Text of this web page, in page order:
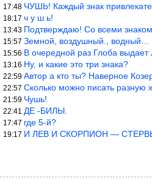
17:48 ЧУШЬ! Каждый знак привлекателен!
18:17 ч у ш ь!
13:43 Подтверждаю! Со всеми
15:57 Земной, воздушный., водный…
15:56 В очередной раз Глоба выдает ЛЯП!
13:16 Ну, и какие это три знака?
22:59 Автор а кто ты? Наверное
22:57 Сколько можно писать разную х…
21:59 Чушь!
22:41 ДЕ -БИЛЫ.
17:47 где 5-й?
19:17 И ЛЕВ И СКОРПИОН — СТЕРВЫ